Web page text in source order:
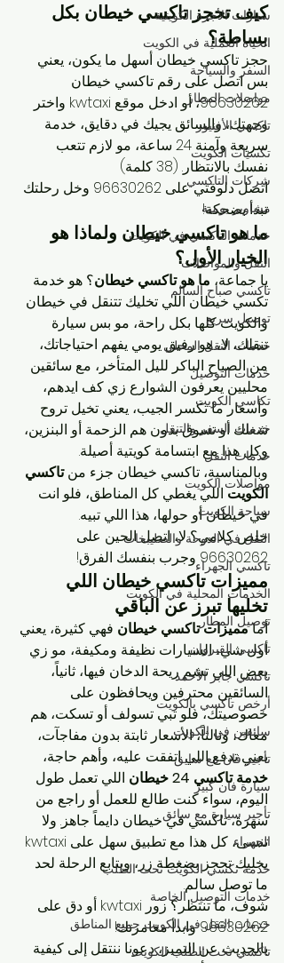
سيارات الأجرة الكويتية
الحياة العملية في الكويت
السفر والسياحة
مواصلات المطار
تاكسي الأفنيوز
تكسيات الكويت
شركات التاكسي
مشاوير يومية
خدمات التاكسي في الكويت
النقل والمواصلات
تاكسي صباح السالم
توصيل سريع
خدمات النقل المحلي
خدمات التوصيل
تكاسي الكويت
خدمات السفر والتنقل
خدمات النقل
مواصلات الكويت
سياحة الكويت
النقل في الدوحة والصليبخات
تاكسي الجهراء
الخدمات المحلية في الكويت
توصيل المطار
تاكسي القيروان
تاكسي جابر الأحمد
أرخص تاكسي بالكويت
سائقين في الكويت
تأجير فان مع سايق
سيارة فان كبير
تأجير سيارة مع سائق
الجهراء
خدمة تكسي الكويت تحت الطلب
خدمات التوصيل الخاصة
خدمات النقل في الكويت جميع المناطق
تاكسي تحت الطلب الكويت
كيف تحجز تاكسي خيطان بكل
بساطة؟
حجز تاكسي خيطان أسهل ما يكون، يعني
بس اتصل على رقم تاكسي خيطان
96630262، أو ادخل موقع kwtaxi واختر
وجهتك، والسائق يجيك في دقايق، خدمة
سريعة وآمنة 24 ساعة، مو لازم تتعب
نفسك بالانتظار. (38 كلمة)
اتصل دلوقتي على 96630262 وخل رحلتك
تبدأ بضحكة!
ما هو تاكسي خيطان ولماذا هو
الخيار الأول؟
يا جماعة، ما هو تاكسي خيطان؟ هو خدمة
تكسي خيطان اللي تخليك تتنقل في خيطان
والكويت كلها بكل راحة، مو بس سيارة
تنقلك، لا، هو رفيق يومي يفهم احتياجاتك،
من الصباح الباكر لليل المتأخر، مع سائقين
محليين يعرفون الشوارع زي كف ايدهم،
وأسعار ما تكسر الجيب، يعني تخيل تروح
شغلك أو تسوق بدون هم الزحمة أو البنزين،
وكل هذا مع ابتسامة كويتية أصيلة.
وبالمناسبة، تاكسي خيطان جزء من تاكسي
الكويت اللي يغطي كل المناطق، فلو انت
في خيطان أو حولها، هذا اللي تبيه.
خلص كلامي؟ لا، اتصل الحين على
96630262 وجرب بنفسك الفرق!
مميزات تاكسي خيطان اللي
تخليها تبرز عن الباقي
أما مميزات تاكسي خيطان فهي كثيرة، يعني
أول شي، السيارات نظيفة ومكيفة، مو زي
بعض اللي تشم ريحة الدخان فيها، ثانياً،
السائقين محترفين ويحافظون على
خصوصيتك، فلو تبي تسولف أو تسكت، هم
معاك، وثالثاً، الأسعار ثابتة بدون مفاجآت،
يعني تدفع اللي اتفقت عليه، وأهم حاجة،
خدمة تاكسي 24 خيطان
اللي تعمل طول
اليوم، سواء كنت طالع للعمل أو راجع من
سهرة، تاكسي في خيطان دايماً جاهز. ولا
يخليك تحجز بضغطة زر، ويتابع الرحلة لحد
ما توصل سالم.
شوف، ما تنتظر؟ زور kwtaxi أو دق على
96630262 وابدأ مغامرتك!
بالحديث عن التميز، دعونا ننتقل إلى كيفية